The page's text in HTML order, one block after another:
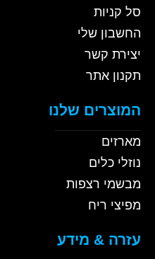
סל קניות
החשבון שלי
יצירת קשר
תקנון אתר
המוצרים שלנו
מארזים
נוזלי כלים
מבשמי רצפות
מפיצי ריח
עזרה & מידע